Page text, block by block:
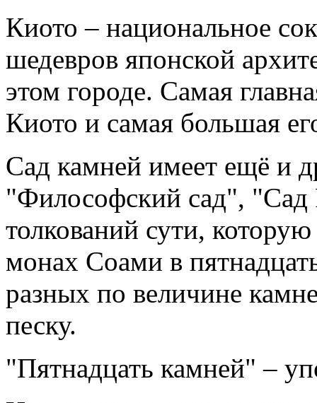
Киото – национальное
шедевров японской
этом городе. Самая
Киото и самая большая
Сад камней имеет ещё и
"Философский сад", "Сад
толкований сути,
монах Соами в
разных по величине
песку.
"Пятнадцать камней" –